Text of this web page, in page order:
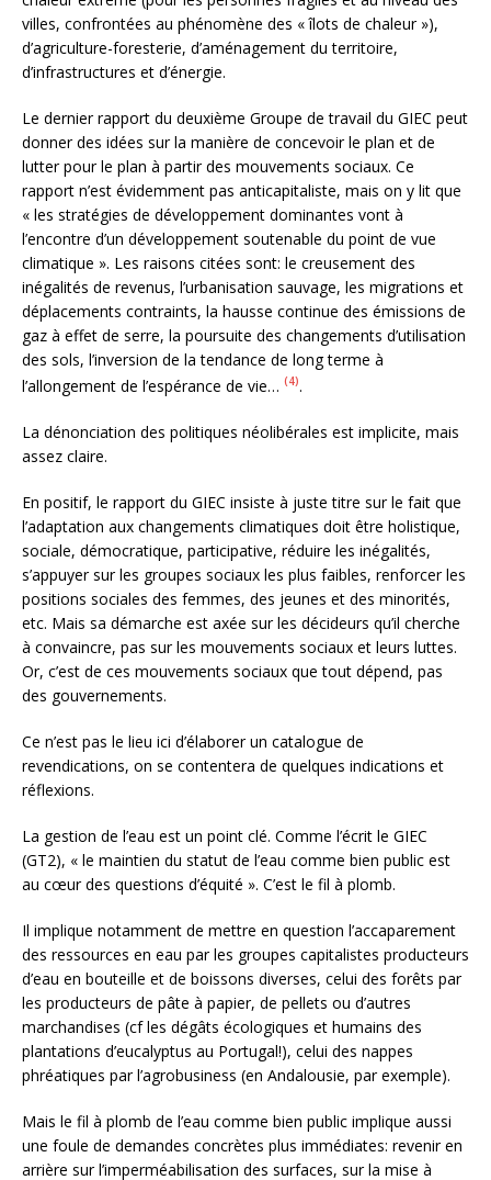
villes, confrontées au phénomène des « îlots de chaleur »),
d’agriculture-foresterie, d’aménagement du territoire,
d’infrastructures et d’énergie.
Le dernier rapport du deuxième Groupe de travail du GIEC peut
donner des idées sur la manière de concevoir le plan et de
lutter pour le plan à partir des mouvements sociaux. Ce
rapport n’est évidemment pas anticapitaliste, mais on y lit que
« les stratégies de développement dominantes vont à
l’encontre d’un développement soutenable du point de vue
climatique ». Les raisons citées sont: le creusement des
inégalités de revenus, l’urbanisation sauvage, les migrations et
déplacements contraints, la hausse continue des émissions de
gaz à effet de serre, la poursuite des changements d’utilisation
des sols, l’inversion de la tendance de long terme à
l’allongement de l’espérance de vie… (4).
La dénonciation des politiques néolibérales est implicite, mais
assez claire.
En positif, le rapport du GIEC insiste à juste titre sur le fait que
l’adaptation aux changements climatiques doit être holistique,
sociale, démocratique, participative, réduire les inégalités,
s’appuyer sur les groupes sociaux les plus faibles, renforcer les
positions sociales des femmes, des jeunes et des minorités,
etc. Mais sa démarche est axée sur les décideurs qu’il cherche
à convaincre, pas sur les mouvements sociaux et leurs luttes.
Or, c’est de ces mouvements sociaux que tout dépend, pas
des gouvernements.
Ce n’est pas le lieu ici d’élaborer un catalogue de
revendications, on se contentera de quelques indications et
réflexions.
La gestion de l’eau est un point clé. Comme l’écrit le GIEC
(GT2), « le maintien du statut de l’eau comme bien public est
au cœur des questions d’équité ». C’est le fil à plomb.
Il implique notamment de mettre en question l’accaparement
des ressources en eau par les groupes capitalistes producteurs
d’eau en bouteille et de boissons diverses, celui des forêts par
les producteurs de pâte à papier, de pellets ou d’autres
marchandises (cf les dégâts écologiques et humains des
plantations d’eucalyptus au Portugal!), celui des nappes
phréatiques par l’agrobusiness (en Andalousie, par exemple).
Mais le fil à plomb de l’eau comme bien public implique aussi
une foule de demandes concrètes plus immédiates: revenir en
arrière sur l’imperméabilisation des surfaces, sur la mise à